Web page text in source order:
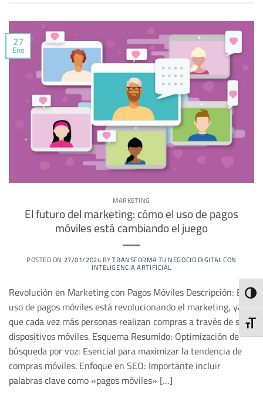
27
Ene
MARKETING
El futuro del marketing: cómo el uso de pagos
móviles está cambiando el juego
POSTED ON 27/01/2024BYTRANSFORMA TU NEGOCIO DIGITAL CON
INTELIGENCIA ARTIFICIAL
Revolución en Marketing con Pagos Móviles Descripción: El
uso de pagos móviles está revolucionando el marketing, ya
que cada vez más personas realizan compras a través de sus
dispositivos móviles. Esquema Resumido: Optimización de
búsqueda por voz: Esencial para maximizar la tendencia de
compras móviles. Enfoque en SEO: Importante incluir
palabras clave como «pagos móviles» […]